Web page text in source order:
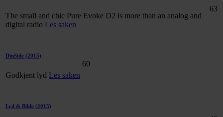
The small and chic Pure Evoke D2 is more than an analog and
digital radio Les saken
63
DinSide (2015)
Godkjent lyd Les saken
60
Lyd & Bilde (2015)